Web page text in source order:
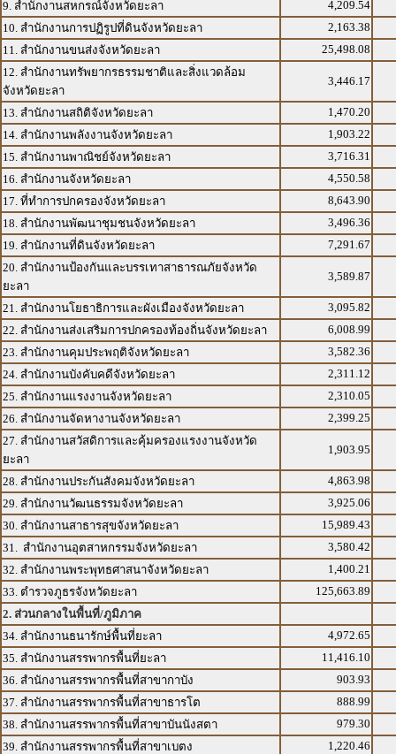
9. สำนักงานสหกรณ์จังหวัดยะลา
4,209.54
10. สำนักงานการปฏิรูปที่ดินจังหวัดยะลา
2,163.38
11. สำนักงานขนส่งจังหวัดยะลา
25,498.08
12. สำนักงานทรัพยากรธรรมชาติและสิ่งแวดล้อม
จังหวัดยะลา
3,446.17
13. สำนักงานสถิติจังหวัดยะลา
1,470.20
14. สำนักงานพลังงานจังหวัดยะลา
1,903.22
15. สำนักงานพาณิชย์จังหวัดยะลา
3,716.31
16. สำนักงานจังหวัดยะลา
4,550.58
17. ที่ทำการปกครองจังหวัดยะลา
8,643.90
18. สำนักงานพัฒนาชุมชนจังหวัดยะลา
3,496.36
19. สำนักงานที่ดินจังหวัดยะลา
7,291.67
20. สำนักงานป้องกันและบรรเทาสาธารณภัยจังหวัด
ยะลา
3,589.87
21. สำนักงานโยธาธิการและผังเมืองจังหวัดยะลา
3,095.82
22. สำนักงานส่งเสริมการปกครองท้องถิ่นจังหวัดยะลา
6,008.99
23. สำนักงานคุมประพฤติจังหวัดยะลา
3,582.36
24. สำนักงานบังคับคดีจังหวัดยะลา
2,311.12
25. สำนักงานแรงงานจังหวัดยะลา
2,310.05
26. สำนักงานจัดหางานจังหวัดยะลา
2,399.25
27. สำนักงานสวัสดิการและคุ้มครองแรงงานจังหวัด
ยะลา
1,903.95
28. สำนักงานประกันสังคมจังหวัดยะลา
4,863.98
29. สำนักงานวัฒนธรรมจังหวัดยะลา
3,925.06
30. สำนักงานสาธารสุขจังหวัดยะลา
15,989.43
31. สำนักงานอุตสาหกรรมจังหวัดยะลา
3,580.42
32. สำนักงานพระพุทธศาสนาจังหวัดยะลา
1,400.21
33. ตำรวจภูธรจังหวัดยะลา
125,663.89
2. ส่วนกลางในพื้นที่/ภูมิภาค
34. สำนักงานธนารักษ์พื้นที่ยะลา
4,972.65
35. สำนักงานสรรพากรพื้นที่ยะลา
11,416.10
36. สำนักงานสรรพากรพื้นที่สาขากาบัง
903.93
37. สำนักงานสรรพากรพื้นที่สาขาธารโต
888.99
38. สำนักงานสรรพากรพื้นที่สาขาบันนังสตา
979.30
39. สำนักงานสรรพากรพื้นที่สาขาเบตง
1,220.46